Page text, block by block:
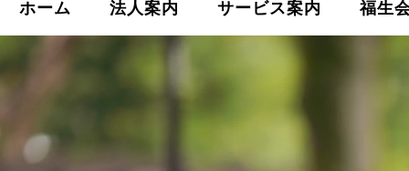
ホーム 法人案内 サービス案内 福生